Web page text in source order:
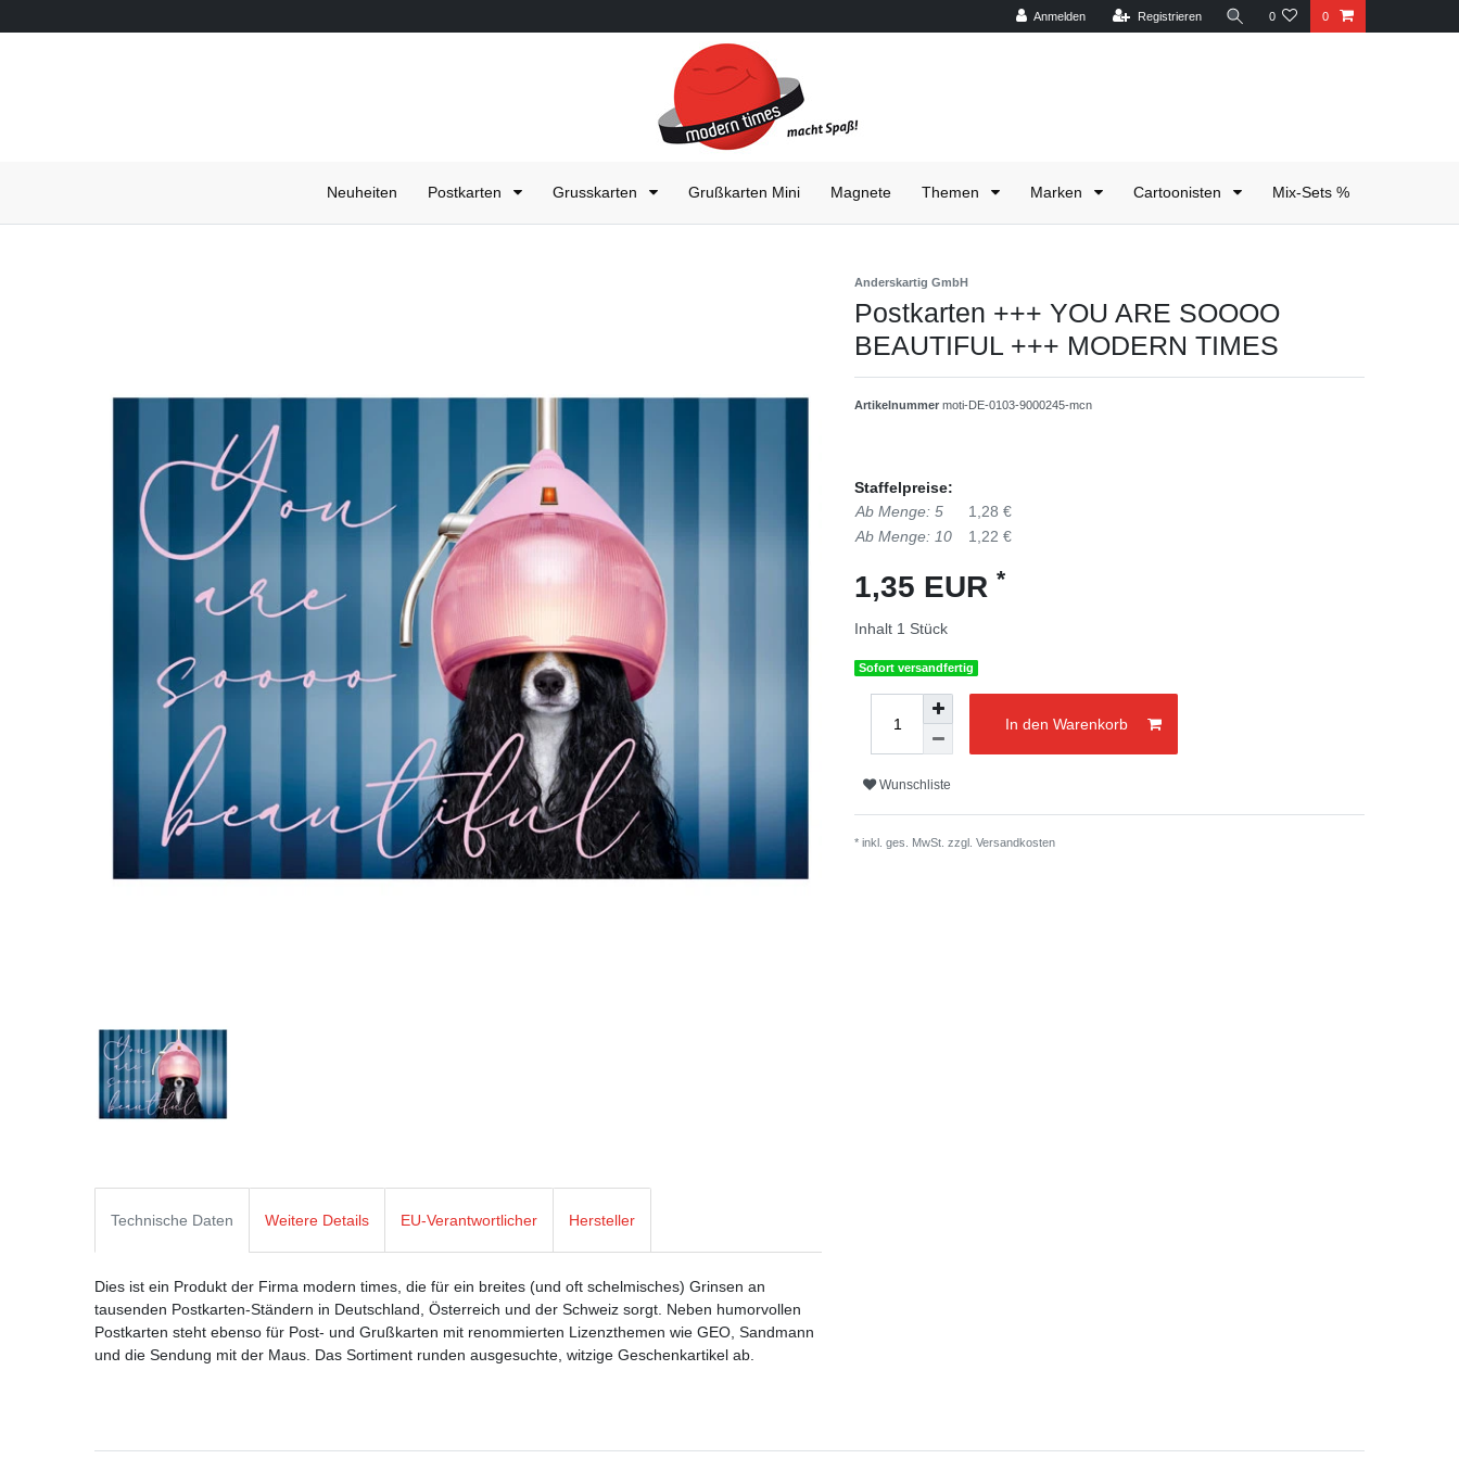
Anmelden Registrieren 0 0
Neuheiten Postkarten Grusskarten Grußkarten Mini Magnete Themen Marken Cartoonisten Mix-Sets %
Anderskartig GmbH
Postkarten +++ YOU ARE SOOOO
BEAUTIFUL +++ MODERN TIMES
Artikelnummer moti-DE-0103-9000245-mcn
Staffelpreise:
Ab Menge: 5
1,28 €
Ab Menge: 10
1,22 €
1,35 EUR *
Inhalt 1 Stück
Sofort versandfertig
In den Warenkorb
Wunschliste
* inkl. ges. MwSt. zzgl. Versandkosten
Technische Daten Weitere Details EU-Verantwortlicher Hersteller
Dies ist ein Produkt der Firma modern times, die für ein breites (und oft schelmisches) Grinsen an
tausenden Postkarten-Ständern in Deutschland, Österreich und der Schweiz sorgt. Neben humorvollen
Postkarten steht ebenso für Post- und Grußkarten mit renommierten Lizenzthemen wie GEO, Sandmann
und die Sendung mit der Maus. Das Sortiment runden ausgesuchte, witzige Geschenkartikel ab.